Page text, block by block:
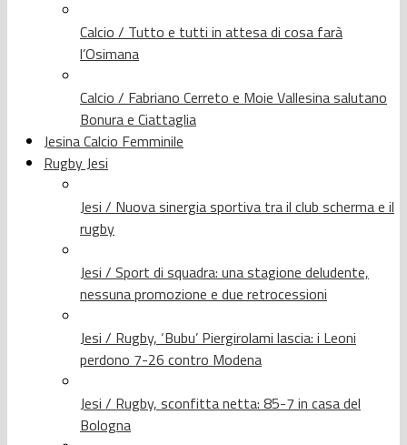
Calcio / Tutto e tutti in attesa di cosa farà
l’Osimana
Calcio / Fabriano Cerreto e Moie Vallesina salutano
Bonura e Ciattaglia
Jesina Calcio Femminile
Rugby Jesi
Jesi / Nuova sinergia sportiva tra il club scherma e il
rugby
Jesi / Sport di squadra: una stagione deludente,
nessuna promozione e due retrocessioni
Jesi / Rugby, ‘Bubu’ Piergirolami lascia: i Leoni
perdono 7-26 contro Modena
Jesi / Rugby, sconfitta netta: 85-7 in casa del
Bologna